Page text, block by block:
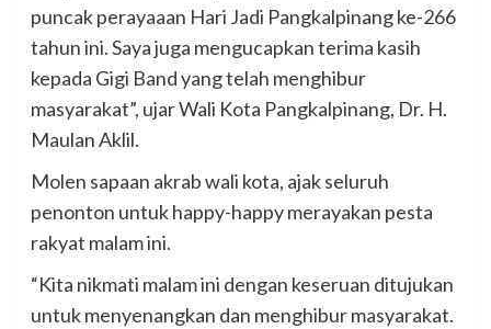
puncak perayaaan Hari Jadi Pangkalpinang ke-266
tahun ini. Saya juga mengucapkan terima kasih
kepada Gigi Band yang telah menghibur
masyarakat”, ujar Wali Kota Pangkalpinang, Dr. H.
Maulan Aklil.
Molen sapaan akrab wali kota, ajak seluruh
penonton untuk happy-happy merayakan pesta
rakyat malam ini.
“Kita nikmati malam ini dengan keseruan ditujukan
untuk menyenangkan dan menghibur masyarakat.